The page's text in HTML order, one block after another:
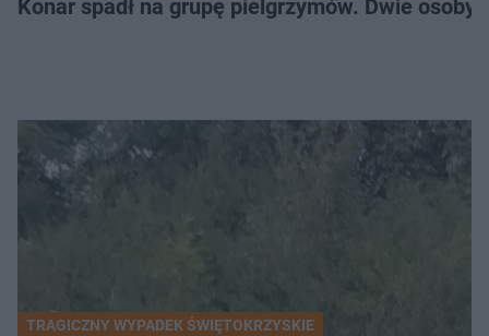
Konar spadł na grupę pielgrzymów. Dwie osoby
TRAGICZNY WYPADEK ŚWIĘTOKRZYSKIE